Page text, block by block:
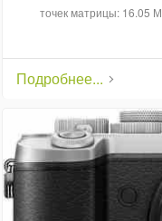
точек матрицы: 16.05
Подробнее...